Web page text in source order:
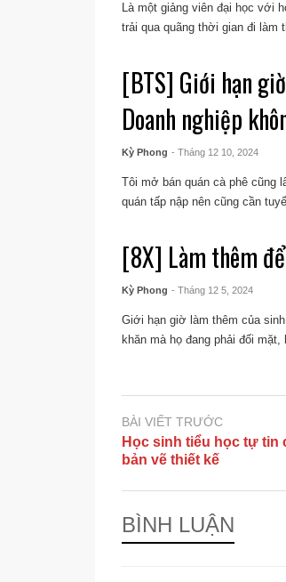
Là một giảng viên đại học với
trải qua quãng thời gian đi làm
[BTS] Giới hạn
Doanh nghiệp
Kỳ Phong - Tháng 12 10, 2024
Tôi mở bán quán cà phê cũng
quán tấp nập nên cũng cần
[8X] Làm thêm
Kỳ Phong - Tháng 12 5, 2024
Giới hạn giờ làm thêm của
khăn mà họ đang phải đối mặt,
BÀI VIẾT TRƯỚC
Học sinh tiểu học tự tin
bản vẽ thiết kế
BÌNH LUẬN